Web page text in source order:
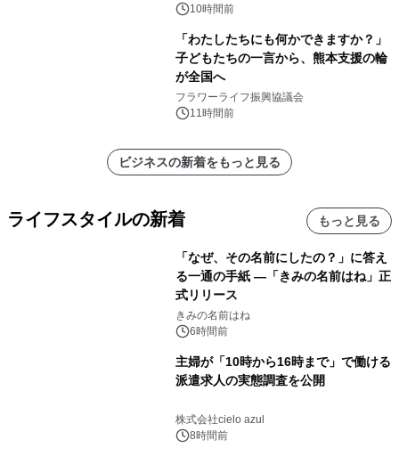
10時間前
「わたしたちにも何かできますか？」
子どもたちの一言から、熊本支援の輪
が全国へ
フラワーライフ振興協議会
11時間前
ビジネスの新着をもっと見る
ライフスタイルの新着 もっと見る
「なぜ、その名前にしたの？」に答え
る一通の手紙 ―「きみの名前はね」正
式リリース
きみの名前はね
6時間前
主婦が「10時から16時まで」で働ける
派遣求人の実態調査を公開
株式会社cielo azul
8時間前